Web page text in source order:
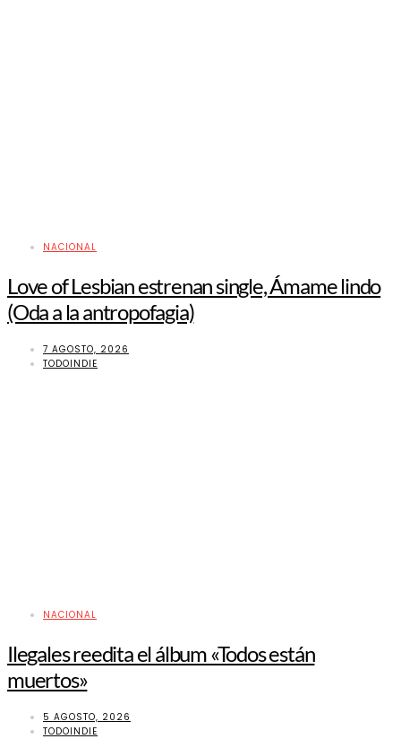
NACIONAL
Love of Lesbian estrenan single, Ámame lindo
(Oda a la antropofagia)
7 AGOSTO, 2026
TODOINDIE
NACIONAL
Ilegales reedita el álbum «Todos están
muertos»
5 AGOSTO, 2026
TODOINDIE